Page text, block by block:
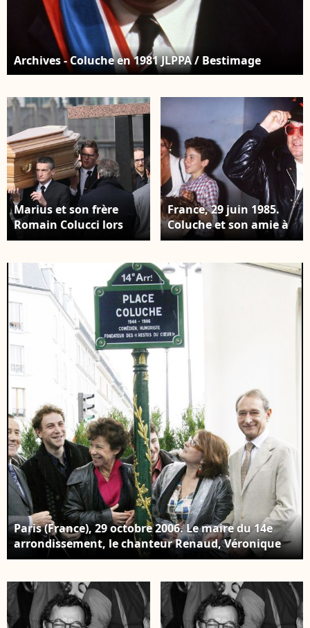
Archives - Coluche en 1981 JLPPA / Bestimage
Marius et son frère
Romain Colucci lors
des obsèques de
cimetière communal
de Montrouge, le 12
avril 2018. Agence /
Bestimage
France, 29 juin 1985.
Coluche et son amie à
la sortie de l’émission
ses fils Romain et
Marius. (Photo :
AGENCE / BESTIMAGE)
Paris (France), 29 octobre 2006. Le maire du 14e
arrondissement, le chanteur Renaud, Véronique
Colucci, Romain Colucci, Josiane Balasko et le
l’inauguration de la place Coluche, dans le 14e
arrondissement. Crédit : Céline Bonnarde /
Bestimage